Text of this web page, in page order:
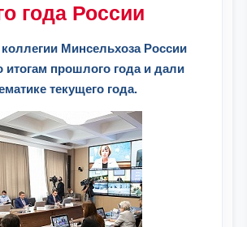
года России
коллегии Минсельхоза России
итогам прошлого года и дали
текущего года.